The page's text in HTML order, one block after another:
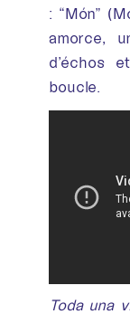
: “Món”
amorce,
d’échos
boucle.
Toda una